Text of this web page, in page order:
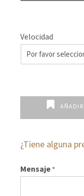
Velocidad
¿Tiene alguna
Mensaje*